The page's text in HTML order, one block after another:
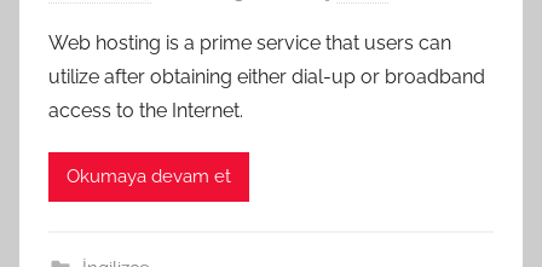
Web hosting is a prime service that users can
utilize after obtaining either dial-up or broadband
access to the Internet.
Okumaya devam et